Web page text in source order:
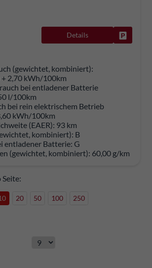
Details
(gewichtet, kombiniert):
2,70 kWh/100km
bei entladener Batterie
l/100km
bei rein elektrischem Betrieb
kWh/100km
(EAER): 93 km
kombiniert): B
entladener Batterie: G
(gewichtet, kombiniert): 60,00 g/km
20 50 100 250